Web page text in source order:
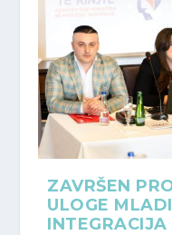
ZAVRŠEN
ULOGE
INTEGRACIJA